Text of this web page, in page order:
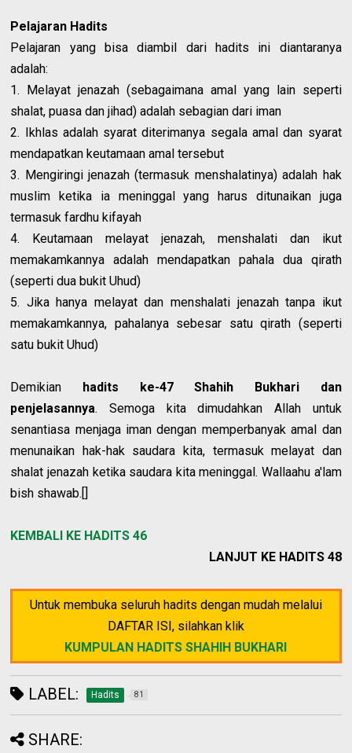
Pelajaran Hadits
Pelajaran yang bisa diambil dari hadits ini diantaranya
adalah:
1. Melayat jenazah (sebagaimana amal yang lain seperti
shalat, puasa dan jihad) adalah sebagian dari iman
2. Ikhlas adalah syarat diterimanya segala amal dan syarat
mendapatkan keutamaan amal tersebut
3. Mengiringi jenazah (termasuk menshalatinya) adalah hak
muslim ketika ia meninggal yang harus ditunaikan juga
termasuk fardhu kifayah
4. Keutamaan melayat jenazah, menshalati dan ikut
memakamkannya adalah mendapatkan pahala dua qirath
(seperti dua bukit Uhud)
5. Jika hanya melayat dan menshalati jenazah tanpa ikut
memakamkannya, pahalanya sebesar satu qirath (seperti
satu bukit Uhud)
Demikian
hadits ke-47 Shahih Bukhari dan
penjelasannya. Semoga kita dimudahkan Allah untuk
senantiasa menjaga iman dengan memperbanyak amal dan
menunaikan hak-hak saudara kita, termasuk melayat dan
shalat jenazah ketika saudara kita meninggal. Wallaahu a'lam
bish shawab.[]
KEMBALI KE HADITS 46
LANJUT KE HADITS 48
Untuk membuka seluruh hadits dengan mudah melalui
DAFTAR ISI, silahkan klik
KUMPULAN HADITS SHAHIH BUKHARI
LABEL: Hadits 81
SHARE: